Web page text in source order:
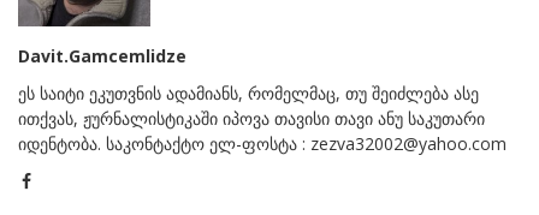
Davit.Gamcemlidze
ეს საიტი ეკუთვნის ადამიანს, რომელმაც, თუ შეიძლება ასე
ითქვას, ჟურნალისტიკაში იპოვა თავისი თავი ანუ საკუთარი
იდენტობა. საკონტაქტო ელ-ფოსტა : zezva32002@yahoo.com